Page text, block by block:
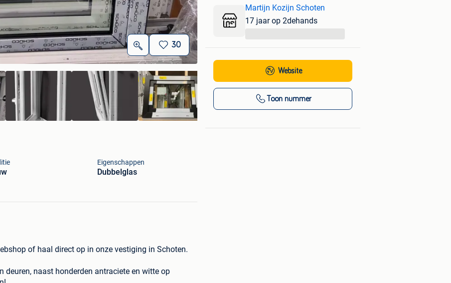
30
Eigenschappen
Dubbelglas
of haal direct op in onze vestiging in Schoten.
deuren, naast honderden antraciete en witte op
Martijn Kozijn Schoten
17 jaar op 2dehands
Website
Toon nummer